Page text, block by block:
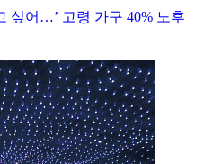
싶어…’ 고령 가구 40% 노후